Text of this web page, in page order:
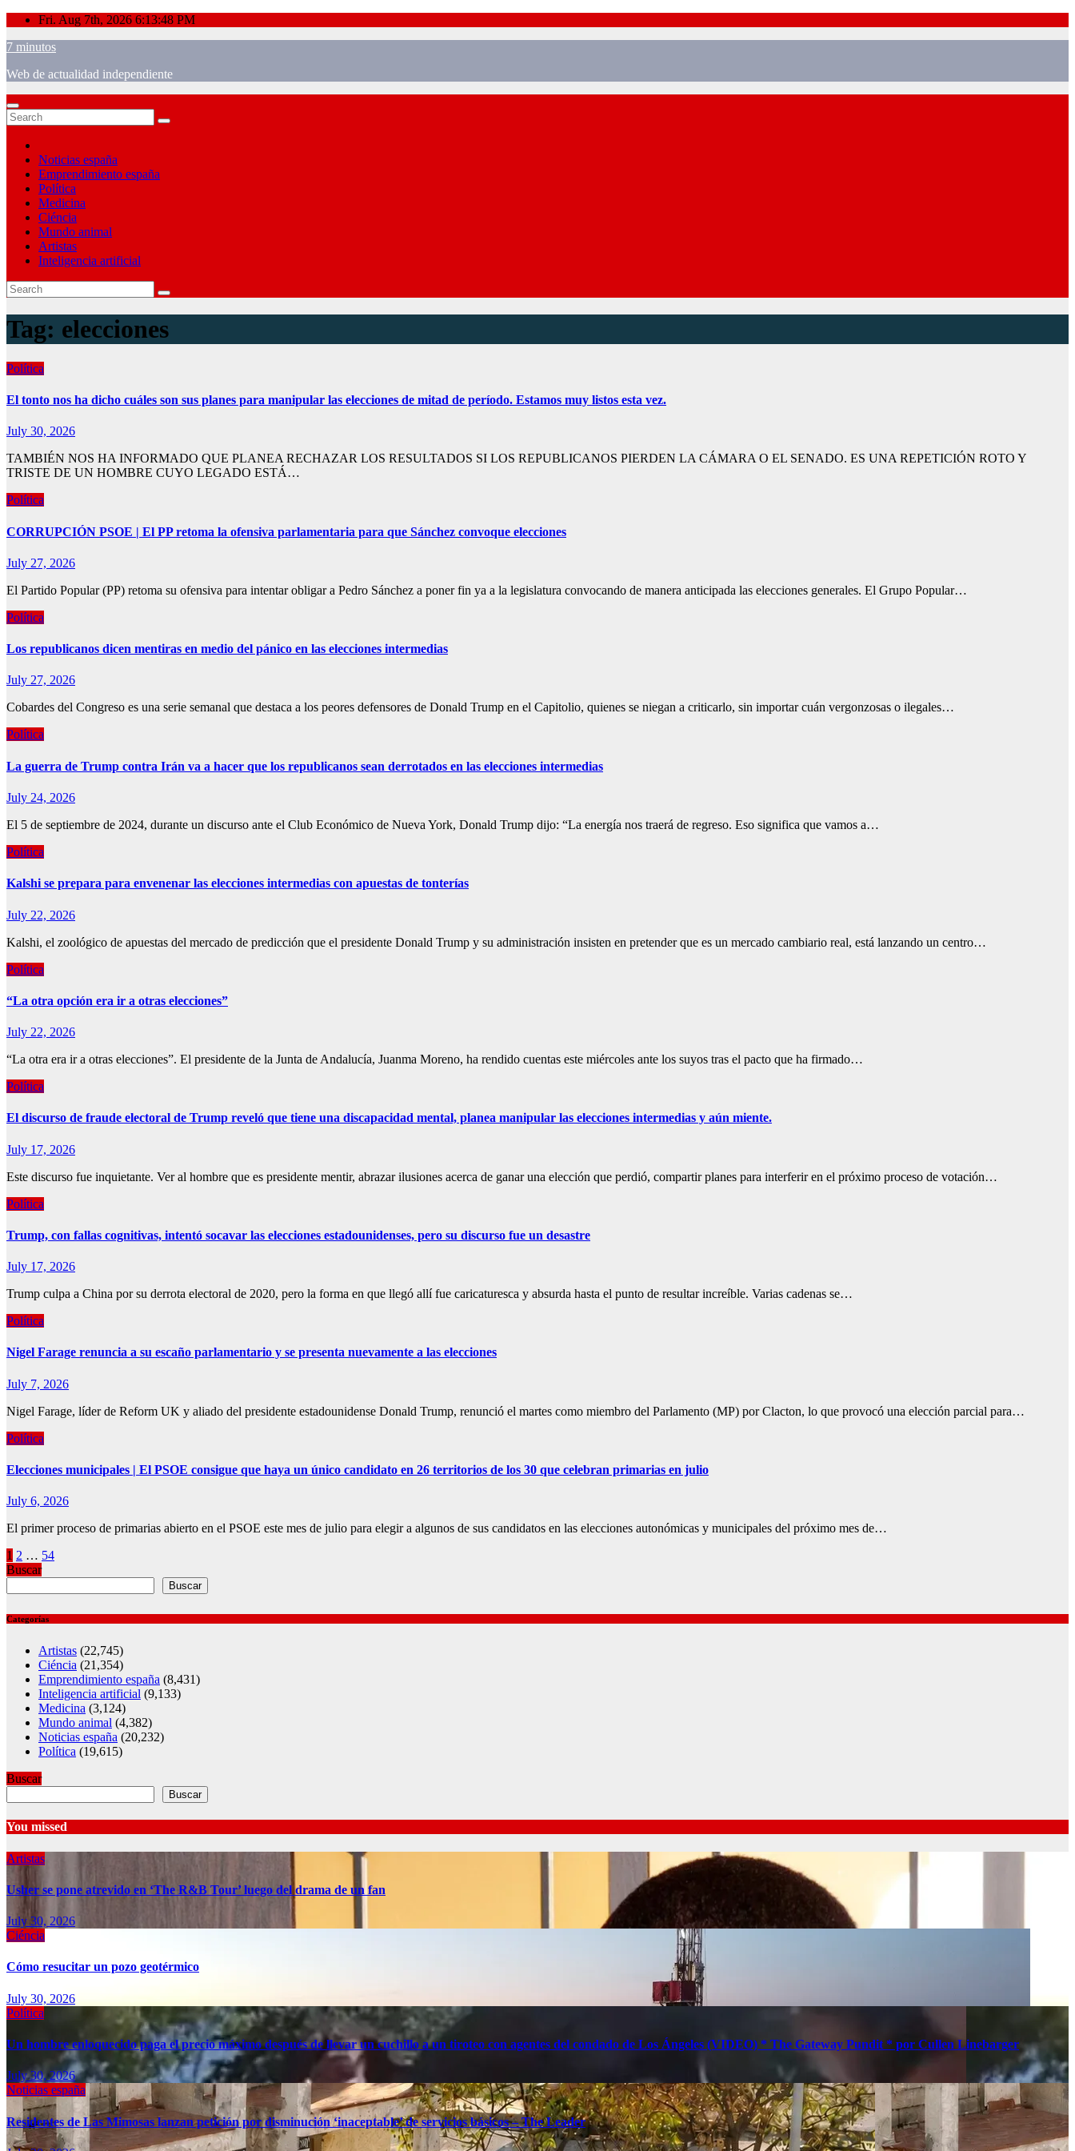
Skip
content
Fri. Aug 7th, 2026 6:13:48 PM
7 minutos
Web de actualidad independiente
Noticias españa
Emprendimiento españa
Política
Medicina
Ciéncia
Mundo animal
Artistas
Inteligencia artificial
Tag: elecciones
Política
El tonto nos ha dicho cuáles son sus planes para manipular las elecciones de mitad de período. Estamos muy listos esta vez.
July 30, 2026
TAMBIÉN NOS HA INFORMADO QUE PLANEA RECHAZAR LOS RESULTADOS SI LOS REPUBLICANOS PIERDEN LA CÁMARA O EL SENADO. ES UNA REPETICIÓN ROTO Y
TRISTE DE UN HOMBRE CUYO LEGADO ESTÁ…
Política
CORRUPCIÓN PSOE | El PP retoma la ofensiva parlamentaria para que Sánchez convoque elecciones
July 27, 2026
El Partido Popular (PP) retoma su ofensiva para intentar obligar a Pedro Sánchez a poner fin ya a la legislatura convocando de manera anticipada las elecciones generales. El Grupo Popular…
Política
Los republicanos dicen mentiras en medio del pánico en las elecciones intermedias
July 27, 2026
Cobardes del Congreso es una serie semanal que destaca a los peores defensores de Donald Trump en el Capitolio, quienes se niegan a criticarlo, sin importar cuán vergonzosas o ilegales…
Política
La guerra de Trump contra Irán va a hacer que los republicanos sean derrotados en las elecciones intermedias
July 24, 2026
El 5 de septiembre de 2024, durante un discurso ante el Club Económico de Nueva York, Donald Trump dijo: “La energía nos traerá de regreso. Eso significa que vamos a…
Política
Kalshi se prepara para envenenar las elecciones intermedias con apuestas de tonterías
July 22, 2026
Kalshi, el zoológico de apuestas del mercado de predicción que el presidente Donald Trump y su administración insisten en pretender que es un mercado cambiario real, está lanzando un centro…
Política
“La otra opción era ir a otras elecciones”
July 22, 2026
“La otra era ir a otras elecciones”. El presidente de la Junta de Andalucía, Juanma Moreno, ha rendido cuentas este miércoles ante los suyos tras el pacto que ha firmado…
Política
El discurso de fraude electoral de Trump reveló que tiene una discapacidad mental, planea manipular las elecciones intermedias y aún miente.
July 17, 2026
Este discurso fue inquietante. Ver al hombre que es presidente mentir, abrazar ilusiones acerca de ganar una elección que perdió, compartir planes para interferir en el próximo proceso de votación…
Política
Trump, con fallas cognitivas, intentó socavar las elecciones estadounidenses, pero su discurso fue un desastre
July 17, 2026
Trump culpa a China por su derrota electoral de 2020, pero la forma en que llegó allí fue caricaturesca y absurda hasta el punto de resultar increíble. Varias cadenas se…
Política
Nigel Farage renuncia a su escaño parlamentario y se presenta nuevamente a las elecciones
July 7, 2026
Nigel Farage, líder de Reform UK y aliado del presidente estadounidense Donald Trump, renunció el martes como miembro del Parlamento (MP) por Clacton, lo que provocó una elección parcial para…
Política
Elecciones municipales | El PSOE consigue que haya un único candidato en 26 territorios de los 30 que celebran primarias en julio
July 6, 2026
El primer proceso de primarias abierto en el PSOE este mes de julio para elegir a algunos de sus candidatos en las elecciones autonómicas y municipales del próximo mes de…
Posts
pagination
1 2 … 54
Buscar
Buscar
Categorías
Artistas (22,745)
Ciéncia (21,354)
Emprendimiento españa (8,431)
Inteligencia artificial (9,133)
Medicina (3,124)
Mundo animal (4,382)
Noticias españa (20,232)
Política (19,615)
Buscar
Buscar
You missed
Artistas
Usher se pone atrevido en ‘The R&B Tour’ luego del drama de un fan
July 30, 2026
Ciéncia
Cómo resucitar un pozo geotérmico
July 30, 2026
Política
Un hombre enloquecido paga el precio máximo después de llevar un cuchillo a un tiroteo con agentes del condado de Los Ángeles (VIDEO) * The Gateway Pundit * por Cullen Linebarger
July 30, 2026
Noticias españa
Residentes de Las Mimosas lanzan petición por disminución ‘inaceptable’ de servicios básicos – The Leader